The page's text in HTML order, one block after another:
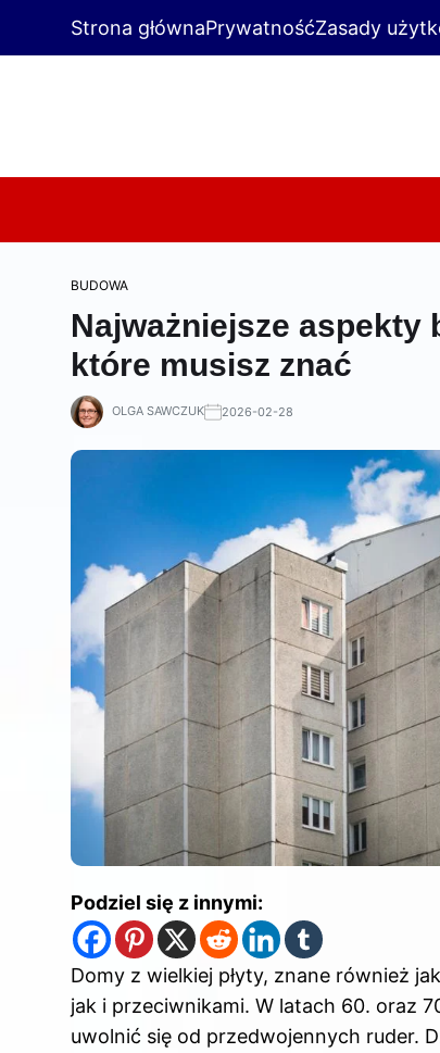
Strona głównaPrywatnośćZasady
BUDOWA
Najważniejsze aspekty
które musisz znać
OLGA SAWCZUK 2026-02-28
Podziel się z innymi:
Domy z wielkiej płyty, znane również
jak i przeciwnikami. W latach 60. oraz
uwolnić się od przedwojennych ruder.